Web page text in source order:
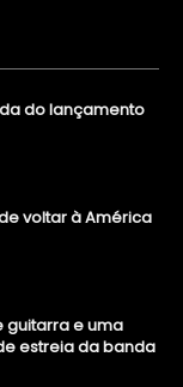
do lançamento
voltar à América
guitarra e uma
estreia da banda